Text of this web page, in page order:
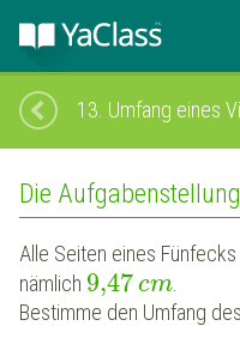
13. Umfang eines
Die
Alle Seiten eines Fünfecks
nämlich 9,47cm
Bestimme den Umfang des